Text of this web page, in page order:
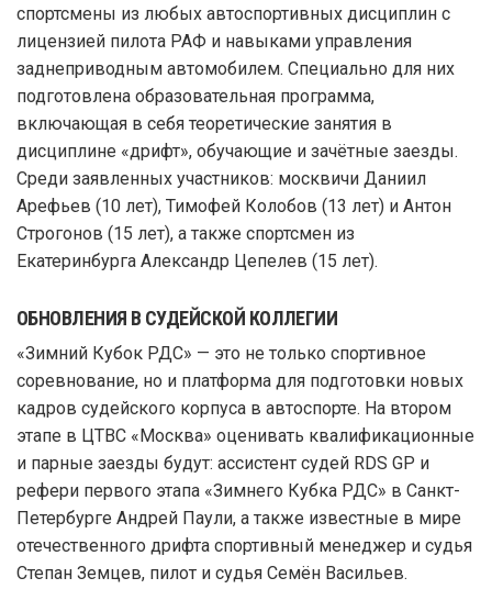
спортсмены из любых автоспортивных дисциплин с
лицензией пилота РАФ и навыками управления
заднеприводным автомобилем. Специально для них
подготовлена образовательная программа,
включающая в себя теоретические занятия в
дисциплине «дрифт», обучающие и зачётные заезды.
Среди заявленных участников: москвичи Даниил
Арефьев (10 лет), Тимофей Колобов (13 лет) и Антон
Строгонов (15 лет), а также спортсмен из
Екатеринбурга Александр Цепелев (15 лет).
ОБНОВЛЕНИЯ В СУДЕЙСКОЙ КОЛЛЕГИИ
«Зимний Кубок РДС» — это не только спортивное
соревнование, но и платформа для подготовки новых
кадров судейского корпуса в автоспорте. На втором
этапе в ЦТВС «Москва» оценивать квалификационные
и парные заезды будут: ассистент судей RDS GP и
рефери первого этапа «Зимнего Кубка РДС» в Санкт-
Петербурге Андрей Паули, а также известные в мире
отечественного дрифта спортивный менеджер и судья
Степан Земцев, пилот и судья Семён Васильев.